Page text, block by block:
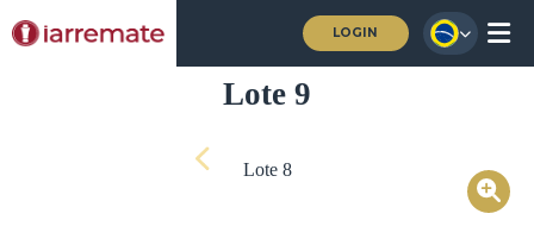
LOGIN
Lote 9
Lote 8